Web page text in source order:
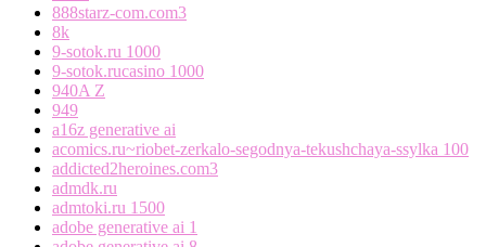
888starz-com.com3
8k
9-sotok.ru 1000
9-sotok.rucasino 1000
940A Z
949
a16z generative ai
acomics.ru~riobet-zerkalo-segodnya-tekushchaya-ssylka 100
addicted2heroines.com3
admdk.ru
admtoki.ru 1500
adobe generative ai 1